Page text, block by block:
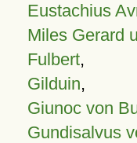
Eustachius
Miles Gerard
Fulbert,
Gilduin,
Giunoc von
Gundisalvus